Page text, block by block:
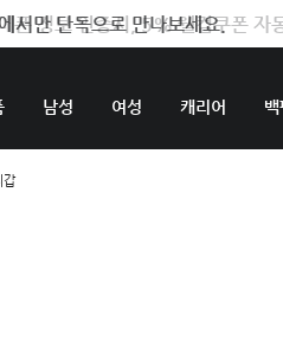
서만 단독으로 만나보세요.
남성 여성 캐리어
갑